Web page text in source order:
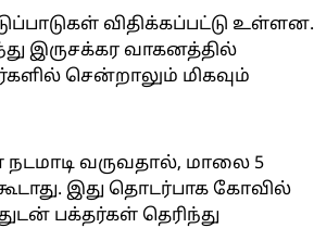
விதிக்கப்பட்டு உள்ளன.
இருசக்கர வாகனத்தில்
சென்றாலும் மிகவும்
நடமாடி வருவதால், மாலை 5
இது தொடர்பாக கோவில்
பக்தர்கள் தெரிந்து